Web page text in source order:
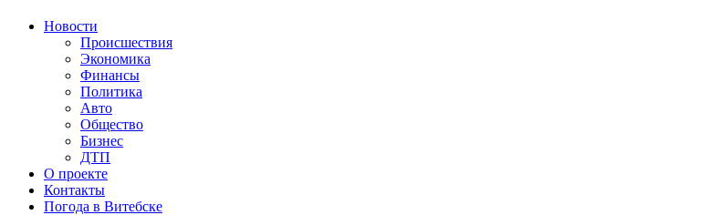
Новости
Происшествия
Экономика
Финансы
Политика
Авто
Общество
Бизнес
ДТП
О проекте
Контакты
Погода в Витебске